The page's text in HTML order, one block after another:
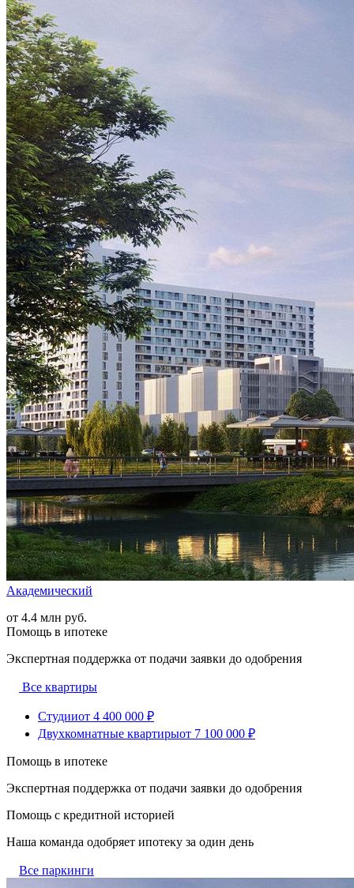
Академический
от 4.4 млн руб.
Помощь в ипотеке
Экспертная поддержка от подачи заявки до одобрения
Все квартиры
Студииот 4 400 000 ₽
Двухкомнатные квартирыот 7 100 000 ₽
Помощь в ипотеке
Экспертная поддержка от подачи заявки до одобрения
Помощь с кредитной историей
Наша команда одобряет ипотеку за один день
Все паркинги